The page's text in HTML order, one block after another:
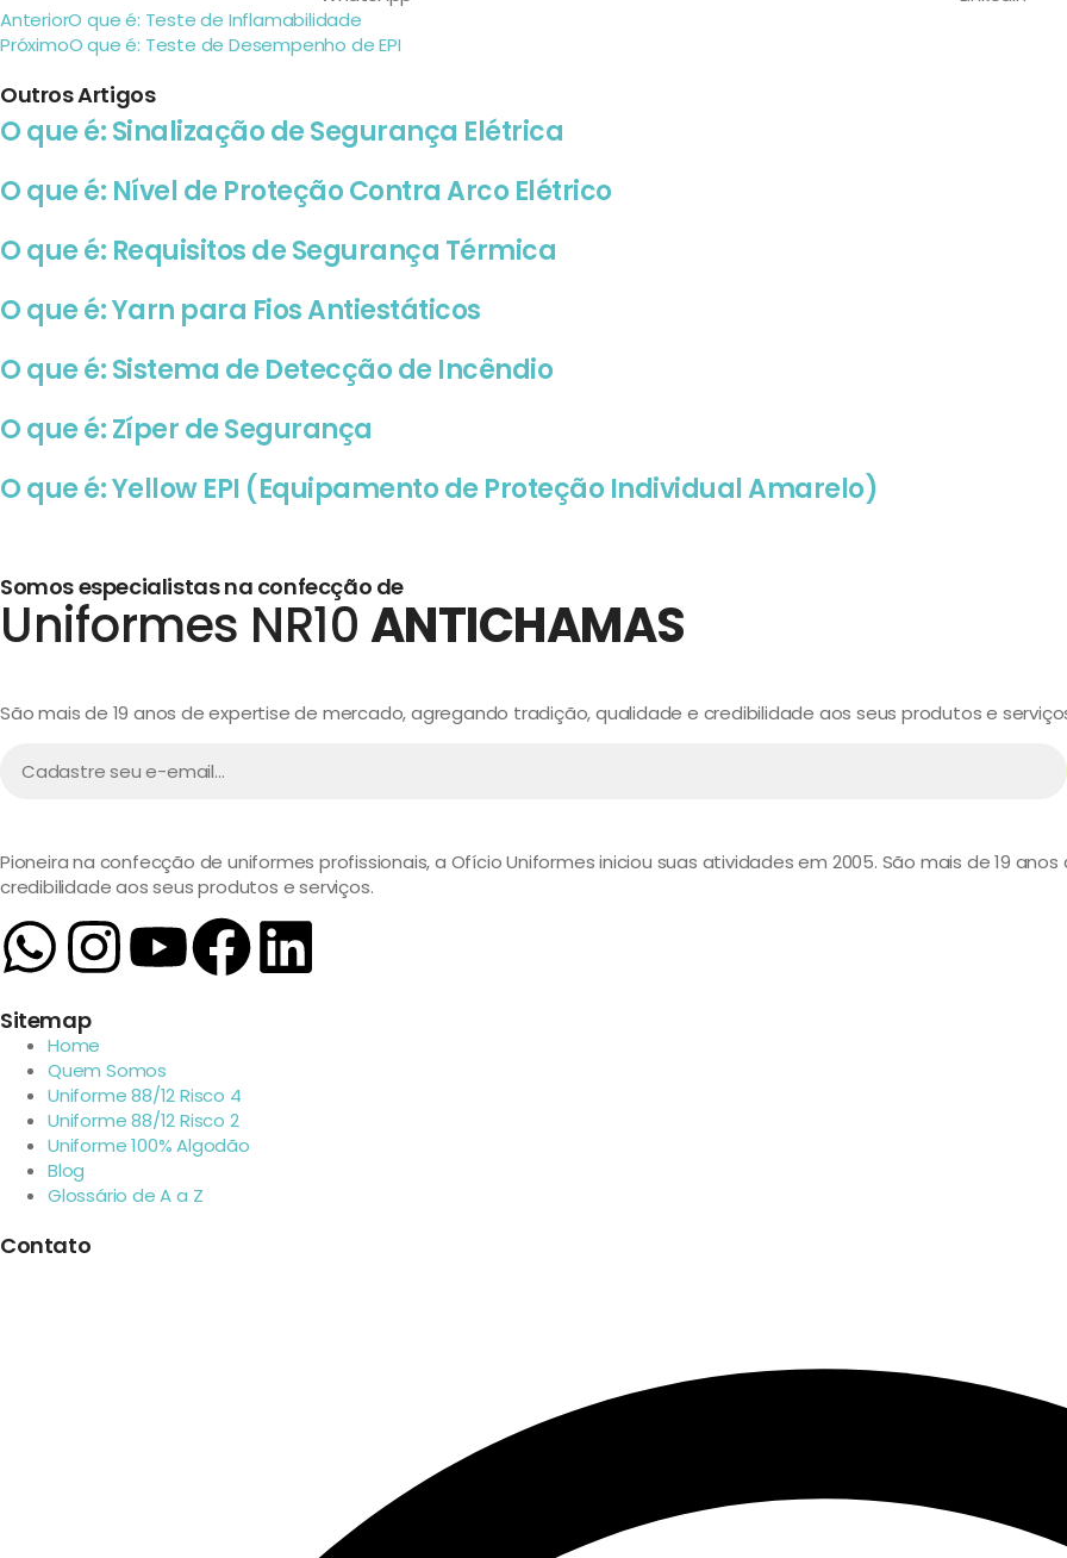
AnteriorO que é: Teste de Inflamabilidade
PróximoO que é: Teste de Desempenho de EPI
Outros Artigos
O que é: Sinalização de Segurança Elétrica
O que é: Nível de Proteção Contra Arco Elétrico
O que é: Requisitos de Segurança Térmica
O que é: Yarn para Fios Antiestáticos
O que é: Sistema de Detecção de Incêndio
O que é: Zíper de Segurança
O que é: Yellow EPI (Equipamento de Proteção Individual Amarelo)
Somos especialistas na confecção de
Uniformes NR10ANTICHAMAS
São mais de 19 anos de expertise de mercado, agregando tradição, qualidade e credibilidade aos seus produtos e
Pioneira na confecção de uniformes profissionais, a Ofício Uniformes iniciou suas atividades em 2005. São mais de 19
credibilidade aos seus produtos e serviços.
Sitemap
Home
Quem Somos
Uniforme 88/12 Risco 4
Uniforme 88/12 Risco 2
Uniforme 100% Algodão
Blog
Glossário de A a Z
Contato